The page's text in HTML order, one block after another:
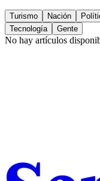
Turismo Nación
Tecnología
Gente
No hay artículos